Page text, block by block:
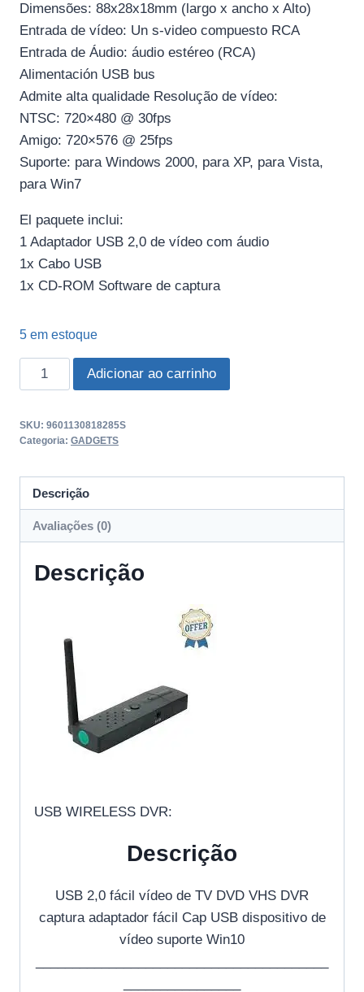
Dimensões: 88x28x18mm (largo x ancho x Alto)
Entrada de vídeo: Un s-video compuesto RCA
Entrada de Áudio: áudio estéreo (RCA)
Alimentación USB bus
Admite alta qualidade Resolução de vídeo:
NTSC: 720×480 @ 30fps
Amigo: 720×576 @ 25fps
Suporte: para Windows 2000, para XP, para Vista,
para Win7
El paquete inclui:
1 Adaptador USB 2,0 de vídeo com áudio
1x Cabo USB
1x CD-ROM Software de captura
5 em estoque
WIRELESS
USB
quantidade
Adicionar ao carrinho
SKU: 9601130818285S
Categoria: GADGETS
Descrição
Avaliações (0)
Descrição
USB WIRELESS DVR:
Descrição
USB 2,0 fácil vídeo de TV DVD VHS DVR
captura adaptador fácil Cap USB dispositivo de
vídeo suporte Win10